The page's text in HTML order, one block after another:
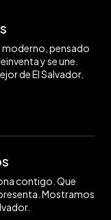
pensado
y se une.
de El Salvador.
contigo. Que
Mostramos